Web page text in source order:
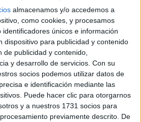
almacenamos y/o accedemos a
como cookies, y procesamos
únicos e información
dispositivo para publicidad y contenido
de publicidad y contenido,
y desarrollo de servicios. Con su
socios podemos utilizar datos de
e identificación mediante las
Puede hacer clic para otorgarnos
y a nuestros 1731 socios para
previamente descrito. De
Estudios Hispánicos